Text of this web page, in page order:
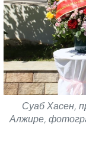
Суаб Хасен,
Алжире,